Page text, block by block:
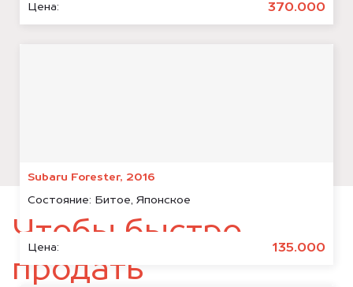
Цена: 370.000
Subaru Forester, 2016
Состояние: Битое, Японское
Цена: 135.000
Чтобы быстро
продать